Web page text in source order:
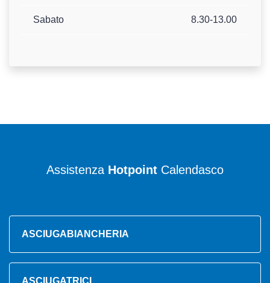
Sabato 8.30-13.00
Assistenza Hotpoint Calendasco
ASCIUGABIANCHERIA
ASCIUGATRICI